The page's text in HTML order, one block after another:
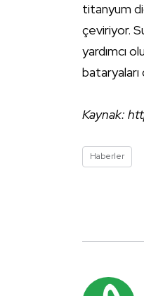
titanyum
çeviriyor.
yardımcı
bataryaları
Kaynak:
Haberler